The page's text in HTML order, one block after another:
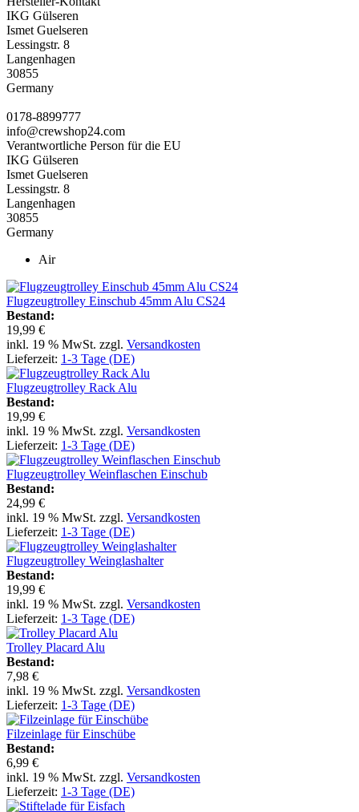
IKG Gülseren
Ismet Guelseren
Lessingstr. 8
Langenhagen
30855
Germany
0178-8899777
info@crewshop24.com
Verantwortliche Person für die EU
IKG Gülseren
Ismet Guelseren
Lessingstr. 8
Langenhagen
30855
Germany
Air
Flugzeugtrolley Einschub 45mm Alu CS24
Bestand:
19,99 €
inkl. 19 % MwSt. zzgl. Versandkosten
Lieferzeit: 1-3 Tage (DE)
Flugzeugtrolley Rack Alu
Bestand:
19,99 €
inkl. 19 % MwSt. zzgl. Versandkosten
Lieferzeit: 1-3 Tage (DE)
Flugzeugtrolley Weinflaschen Einschub
Bestand:
24,99 €
inkl. 19 % MwSt. zzgl. Versandkosten
Lieferzeit: 1-3 Tage (DE)
Flugzeugtrolley Weinglashalter
Bestand:
19,99 €
inkl. 19 % MwSt. zzgl. Versandkosten
Lieferzeit: 1-3 Tage (DE)
Trolley Placard Alu
Bestand:
7,98 €
inkl. 19 % MwSt. zzgl. Versandkosten
Lieferzeit: 1-3 Tage (DE)
Filzeinlage für Einschübe
Bestand:
6,99 €
inkl. 19 % MwSt. zzgl. Versandkosten
Lieferzeit: 1-3 Tage (DE)